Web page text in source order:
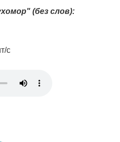
(без слов):
с